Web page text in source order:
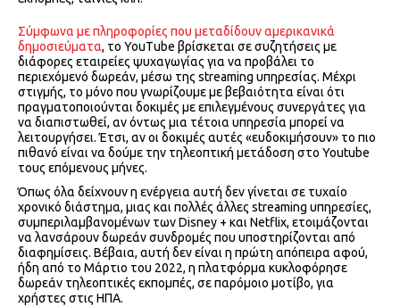
Σύμφωνα με πληροφορίες που μεταδίδουν αμερικανικά
δημοσιεύματα, το YouTube βρίσκεται σε συζητήσεις με
διάφορες εταιρείες ψυχαγωγίας για να προβάλει το
περιεχόμενό δωρεάν, μέσω της streaming υπηρεσίας. Μέχρι
στιγμής, το μόνο που γνωρίζουμε με βεβαιότητα είναι ότι
πραγματοποιούνται δοκιμές με επιλεγμένους συνεργάτες για
να διαπιστωθεί, αν όντως μια τέτοια υπηρεσία μπορεί να
λειτουργήσει. Έτσι, αν οι δοκιμές αυτές «ευδοκιμήσουν» το πιο
πιθανό είναι να δούμε την τηλεοπτική μετάδοση στο Youtube
τους επόμενους μήνες.
Όπως όλα δείχνουν η ενέργεια αυτή δεν γίνεται σε τυχαίο
χρονικό διάστημα, μιας και πολλές άλλες streaming υπηρεσίες,
συμπεριλαμβανομένων των Disney + και Netflix, ετοιμάζονται
να λανσάρουν δωρεάν συνδρομές που υποστηρίζονται από
διαφημίσεις. Βέβαια, αυτή δεν είναι η πρώτη απόπειρα αφού,
ήδη από το Μάρτιο του 2022, η πλατφόρμα κυκλοφόρησε
δωρεάν τηλεοπτικές εκπομπές, σε παρόμοιο μοτίβο, για
χρήστες στις ΗΠΑ.